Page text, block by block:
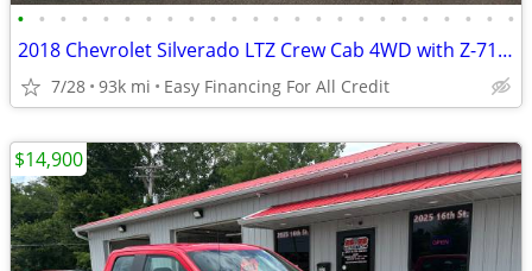
• • • • • • • • • • • • • • • • • • • • • • • •
2018 Chevrolet Silverado LTZ Crew Cab 4WD with Z-71 Package-Like New
7/28 93k mi Easy Financing For All Credit
$14,900